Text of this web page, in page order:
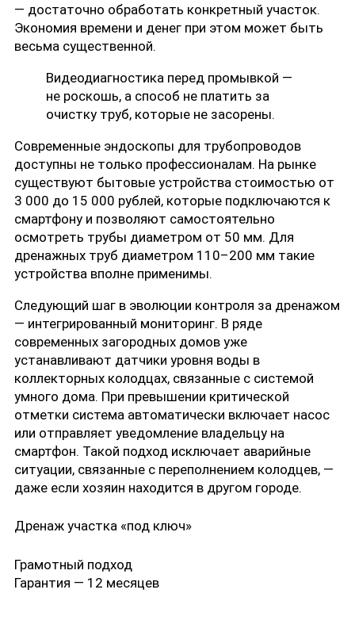
— достаточно обработать конкретный участок.
Экономия времени и денег при этом может быть
весьма существенной.
Видеодиагностика перед промывкой —
не роскошь, а способ не платить за
очистку труб, которые не засорены.
Современные эндоскопы для трубопроводов
доступны не только профессионалам. На рынке
существуют бытовые устройства стоимостью от
3 000 до 15 000 рублей, которые подключаются к
смартфону и позволяют самостоятельно
осмотреть трубы диаметром от 50 мм. Для
дренажных труб диаметром 110–200 мм такие
устройства вполне применимы.
Следующий шаг в эволюции контроля за дренажом
— интегрированный мониторинг. В ряде
современных загородных домов уже
устанавливают датчики уровня воды в
коллекторных колодцах, связанные с системой
умного дома. При превышении критической
отметки система автоматически включает насос
или отправляет уведомление владельцу на
смартфон. Такой подход исключает аварийные
ситуации, связанные с переполнением колодцев, —
даже если хозяин находится в другом городе.
Дренаж участка «под ключ»
Грамотный подход
Гарантия — 12 месяцев